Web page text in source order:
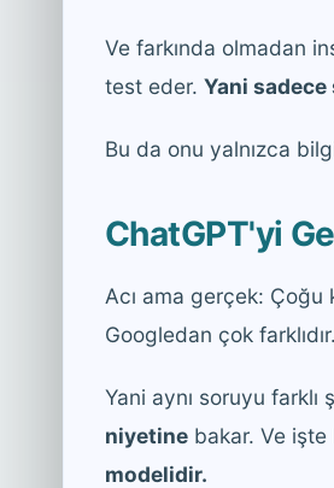
Ve farkında olmadan
test eder. Yani
Bu da onu yalnızca
ChatGPT'yi
Acı ama gerçek: Çoğu
Googledan çok
Yani aynı soruyu
niyetine bakar. Ve
modelidir.